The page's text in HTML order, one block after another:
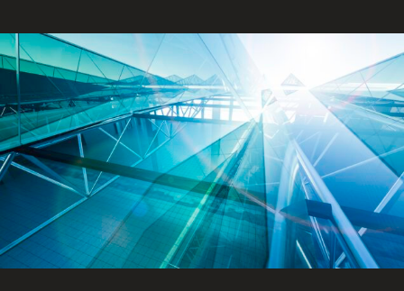
S’abonner aux articles Osler
S’abonner